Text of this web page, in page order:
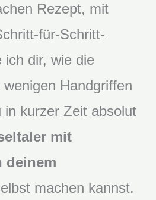
Rezept, mit
für-Schritt-
ich dir, wie die
Handgriffen
in kurzer Zeit absolut
mit
deinem
machen kannst.